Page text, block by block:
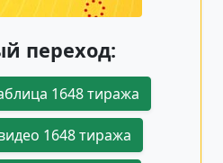
переход:
1648 тиража
1648 тиража